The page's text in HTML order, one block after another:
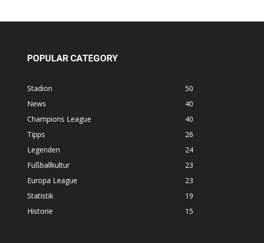
POPULAR CATEGORY
Stadion
50
News
40
Champions League
40
Tipps
26
Legenden
24
Fußballkultur
23
Europa League
23
Statistik
19
Historie
15